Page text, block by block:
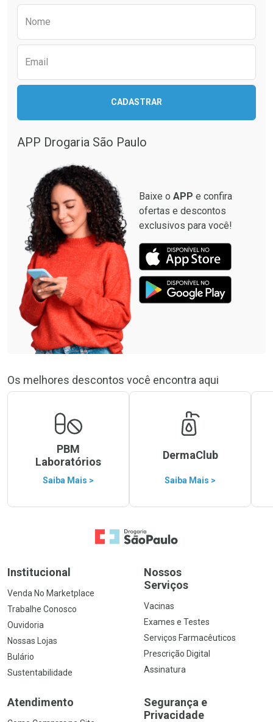
Comprar sem Desconto
Comprar sem Desconto
Nome
Email
CADASTRAR
APP Drogaria São Paulo
Baixe o APP e confira
ofertas e descontos
exclusivos para você!
Os melhores descontos você encontra aqui
PBM
Laboratórios
Saiba Mais >
DermaClub
Saiba Mais >
Ir para a Home
Institucional
Venda No Marketplace
Trabalhe Conosco
Ouvidoria
Nossas Lojas
Bulário
Sustentabilidade
Nossos
Serviços
Vacinas
Exames e Testes
Serviços Farmacêuticos
Prescrição Digital
Assinatura
Atendimento
Segurança e
Privacidade